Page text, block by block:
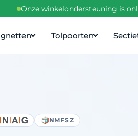
Onze winkelondersteuning is
Tolpoorten
NMFSZ